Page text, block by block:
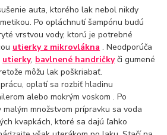
auta, ktorého lak nebol nikdy
Po opláchnutí šampónu budú
vrstvou vody, ktorú je potrebné
utierky z mikrovlákna . Neodporúča
utierky, bavlnené handričkyči gumené
môžu lak poškriabať.
oplatí sa rozbiť hladinu
alebo mokrým voskom . Po
množstvom prípravku sa voda
kvapkách, ktoré sa dajú ľahko